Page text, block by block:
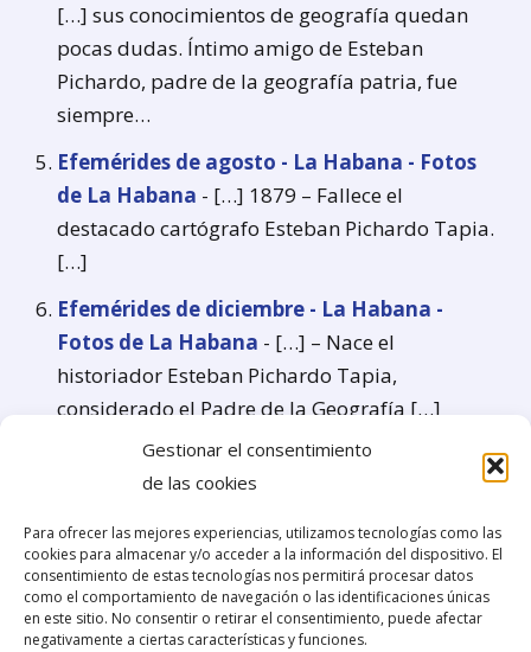
Gestionar el consentimiento
de las cookies
Para ofrecer las mejores experiencias, utilizamos tecnologías como las
cookies para almacenar y/o acceder a la información del dispositivo. El
consentimiento de estas tecnologías nos permitirá procesar datos
como el comportamiento de navegación o las identificaciones únicas
en este sitio. No consentir o retirar el consentimiento, puede afectar
negativamente a ciertas características y funciones.
[…] sus conocimientos de geografía quedan
pocas dudas. Íntimo amigo de Esteban
Pichardo, padre de la geografía patria, fue
siempre…
Efemérides de agosto - La Habana - Fotos
de La Habana - […] 1879 – Fallece el
destacado cartógrafo Esteban Pichardo Tapia.
[…]
Efemérides de diciembre - La Habana -
Fotos de La Habana - […] – Nace el
historiador Esteban Pichardo Tapia,
considerado el Padre de la Geografía […]
¿De dónde son los guajiros? - Fotos de La
- […] que se usó durante mucho
tiempo la escritura de guagiro en vez de
guajiro, y así lo consigna Esteban…
Hortensia Pichardo la monumentalidad de
una obra como Documentos para la Historia